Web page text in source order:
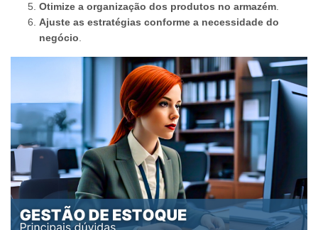
Otimize a organização dos produtos no armazém.
Ajuste as estratégias conforme a necessidade do
negócio.